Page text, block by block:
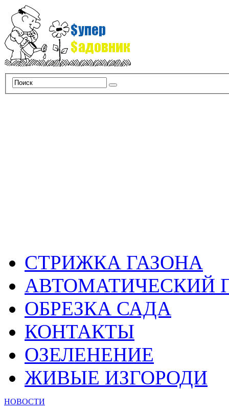
СТРИЖКА ГАЗОНА
АВТОМАТИЧЕСКИЙ
ОБРЕЗКА САДА
КОНТАКТЫ
ОЗЕЛЕНЕНИЕ
ЖИВЫЕ ИЗГОРОДИ
НОВОСТИ